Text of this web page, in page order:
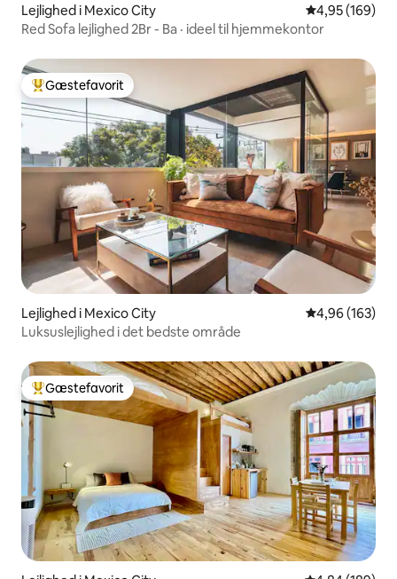
Lejlighed i Mexico City 4,95 ud af 5 i
4,95 (169)
Red Sofa lejlighed 2Br - Ba · ideel til hjemmekontor
Bedste gæstefavorit
Gæstefavorit
Lejlighed i Mexico City 4,96 ud af 5 i
4,96 (163)
Luksuslejlighed i det bedste område
Bedste gæstefavorit
Gæstefavorit